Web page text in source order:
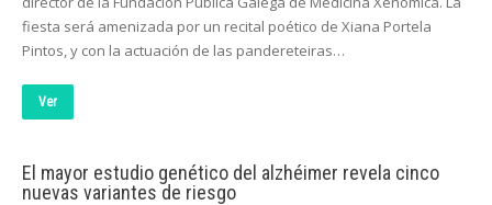
fiesta será amenizada por un recital poético de Xiana Portela
Pintos, y con la actuación de las pandereteiras…
Ver
El mayor estudio genético del alzhéimer revela cinco
nuevas variantes de riesgo